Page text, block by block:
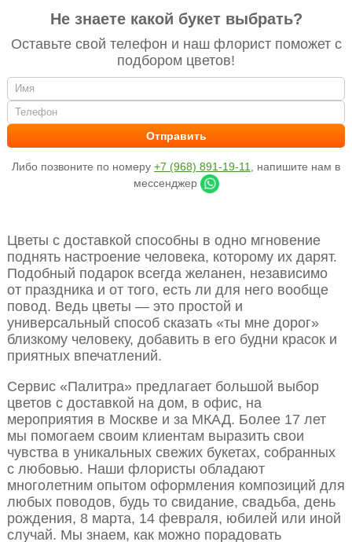
Не знаете какой букет выбрать?
Оставьте свой телефон и наш флорист поможет с
подбором цветов!
Либо позвоните по номеру +7 (968) 891-19-11
, напишите нам в
мессенджер
Цветы с доставкой способны в одно мгновение
поднять настроение человека, которому их дарят.
Подобный подарок всегда желанен, независимо
от праздника и от того, есть ли для него вообще
повод. Ведь цветы — это простой и
универсальный способ сказать «ты мне дорог»
близкому человеку, добавить в его будни красок и
приятных впечатлений.
Сервис «Палитра» предлагает большой выбор
цветов с доставкой на дом, в офис, на
мероприятия в Москве и за МКАД. Более 17 лет
мы помогаем своим клиентам выразить свои
чувства в уникальных свежих букетах, собранных
с любовью. Наши флористы обладают
многолетним опытом оформления композиций для
любых поводов, будь то свидание, свадьба, день
рождения, 8 марта, 14 февраля, юбилей или иной
случай. Мы знаем, как можно порадовать